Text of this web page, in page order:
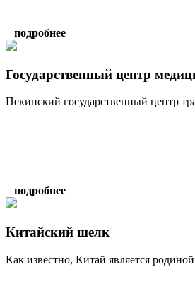
подробнее
Государственный центр
Пекинский государственный центр
подробнее
Китайский шелк
Как известно, Китай является